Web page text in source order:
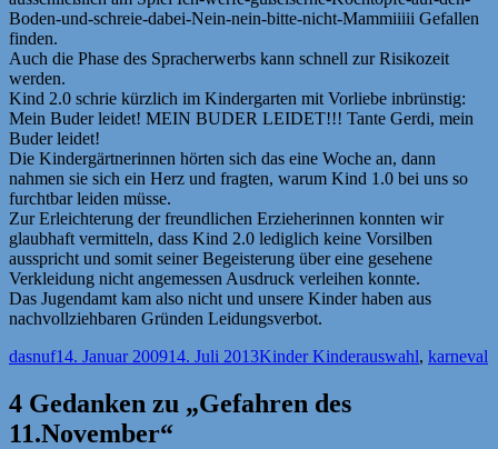
Boden-und-schreie-dabei-Nein-nein-bitte-nicht-Mammiiiii Gefallen
finden.
Auch die Phase des Spracherwerbs kann schnell zur Risikozeit
werden.
Kind 2.0 schrie kürzlich im Kindergarten mit Vorliebe inbrünstig:
Mein Buder leidet! MEIN BUDER LEIDET!!! Tante Gerdi, mein
Buder leidet!
Die Kindergärtnerinnen hörten sich das eine Woche an, dann
nahmen sie sich ein Herz und fragten, warum Kind 1.0 bei uns so
furchtbar leiden müsse.
Zur Erleichterung der freundlichen Erzieherinnen konnten wir
glaubhaft vermitteln, dass Kind 2.0 lediglich keine Vorsilben
ausspricht und somit seiner Begeisterung über eine gesehene
Verkleidung nicht angemessen Ausdruck verleihen konnte.
Das Jugendamt kam also nicht und unsere Kinder haben aus
nachvollziehbaren Gründen Leidungsverbot.
Autor
dasnufVeröffentlicht
14. Januar 200914. Juli 2013Kategorien
Kinder KinderSchlagwörter
auswahl, karneval
4 Gedanken zu „Gefahren des
11.November“